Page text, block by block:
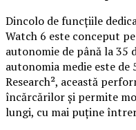
Dincolo de funcțiile
Watch 6 este conceput
autonomie de până la
autonomia medie este
Research², această
încărcărilor și permite
lungi, cu mai puține